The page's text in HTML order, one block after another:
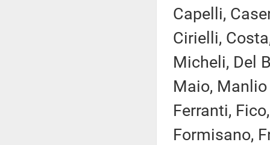
Capelli,
Cirielli,
Micheli, Del
Maio, Manlio
Ferranti,
Formisano,